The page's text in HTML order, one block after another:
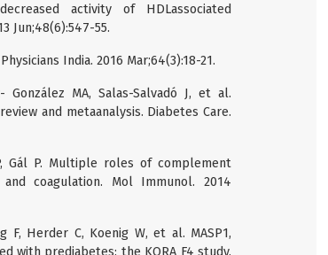
activity of HDLassociated
Jun;48(6):547-55.
India. 2016 Mar;64(3):18-21.
González MA, Salas-Salvadó J, et al.
and metaanalysis. Diabetes Care.
Gál P. Multiple roles of complement
coagulation. Mol Immunol. 2014
F, Herder C, Koenig W, et al. MASP1,
with prediabetes: the KORA F4 study.